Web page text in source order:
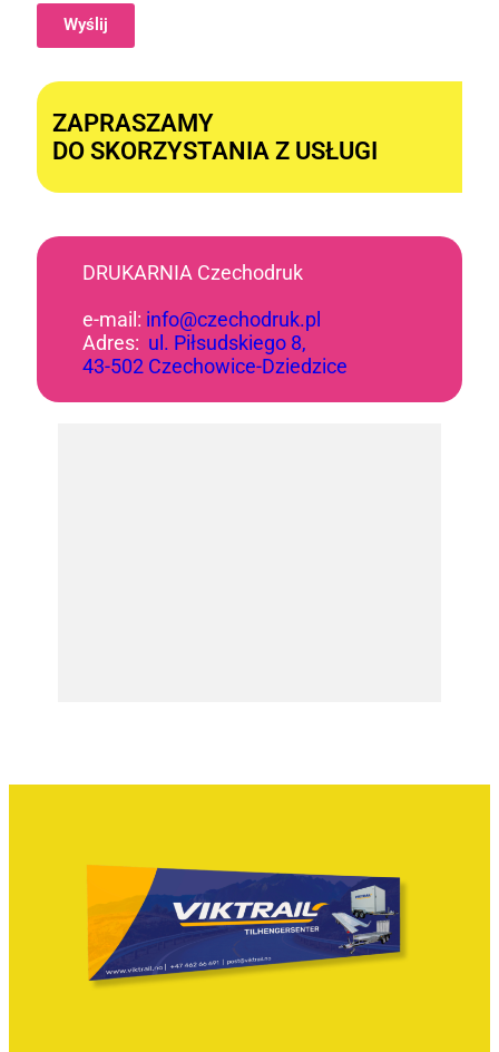
Wyślij
ZAPRASZAMY
DO SKORZYSTANIA Z USŁUGI
DRUKARNIA Czechodruk
e-mail: info@czechodruk.pl
Adres: ul. Piłsudskiego 8,
43-502 Czechowice-Dziedzice